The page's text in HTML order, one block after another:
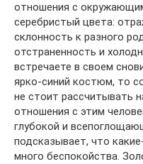
отношения с
серебристый цвета:
склонность к разного
отстраненность и
встречаете в своем
ярко-синий костюм, то
не стоит рассчитывать
отношения с этим
глубокой и
подсказывает, что
много беспокойства.